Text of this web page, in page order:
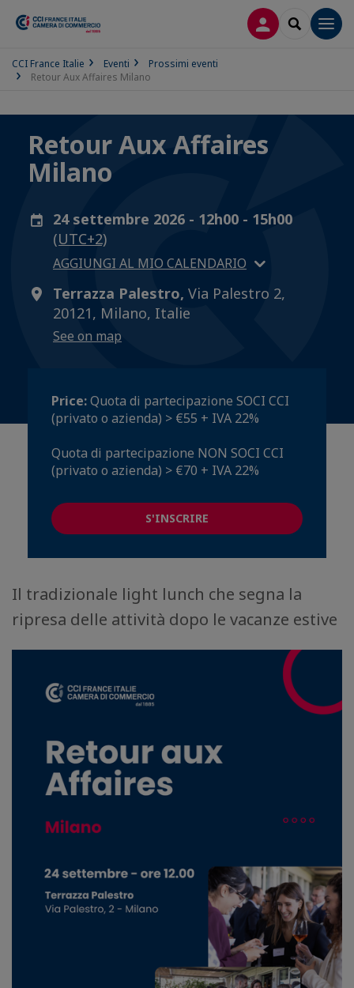
LOG INSEARCH
CCI France Italie Eventi
Prossimi eventi
Retour Aux Affaires Milano
Retour Aux Affaires
Milano
24 settembre 2026 - 12h00 - 15h00
(UTC+2)
AGGIUNGI AL MIO CALENDARIO
Terrazza Palestro, Via Palestro 2,
20121, Milano, Italie
See on map
Price:Quota di partecipazione SOCI CCI
(privato o azienda) > €55 + IVA 22%
Quota di partecipazione NON SOCI CCI
(privato o azienda) > €70 + IVA 22%
S'INSCRIRE
Il tradizionale light lunch che segna la
ripresa delle attività dopo le vacanze estive